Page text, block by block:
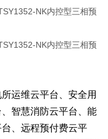
运维云平台、安全用
智慧消防云平台、能
、远程预付费云平